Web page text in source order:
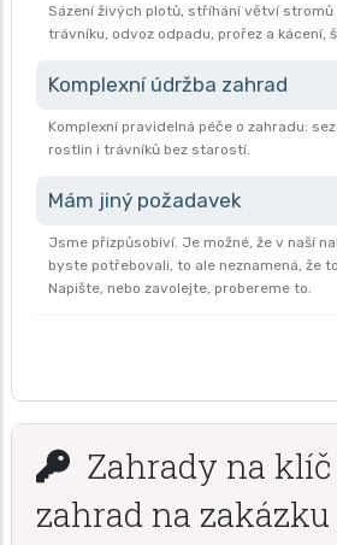
Sázení živých plotů, stříhání větví stromů
trávníku, odvoz odpadu, prořez a kácení,
Komplexní údržba zahrad
Komplexní pravidelná péče o zahradu:
rostlin i trávníků bez starostí.
Mám jiný požadavek
Jsme přizpůsobiví. Je možné, že v naší
byste potřebovali, to ale neznamená, že
Napište, nebo zavolejte, probereme to.
Zahrady na klíč
zahrad na zakázku